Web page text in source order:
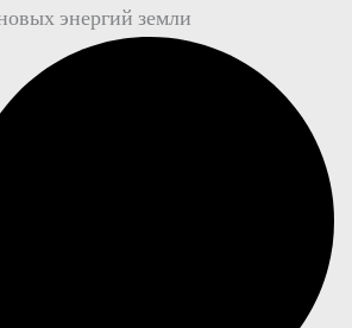
энергий земли